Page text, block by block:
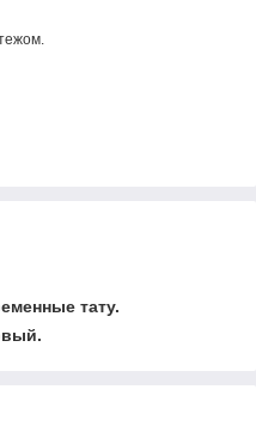
тату.